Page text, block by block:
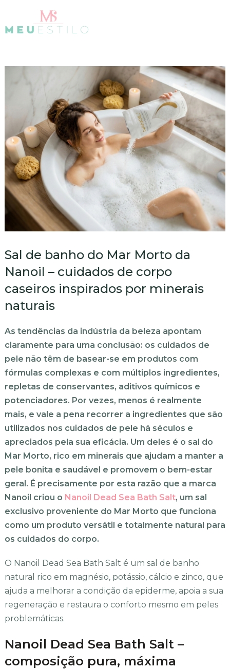
Sal de banho do Mar Morto da
Nanoil – cuidados de corpo
caseiros inspirados por minerais
naturais
As tendências da indústria da beleza apontam
claramente para uma conclusão: os cuidados de
pele não têm de basear-se em produtos com
fórmulas complexas e com múltiplos ingredientes,
repletas de conservantes, aditivos químicos e
potenciadores. Por vezes, menos é realmente
mais, e vale a pena recorrer a ingredientes que são
utilizados nos cuidados de pele há séculos e
apreciados pela sua eficácia. Um deles é o sal do
Mar Morto, rico em minerais que ajudam a manter a
pele bonita e saudável e promovem o bem-estar
geral. É precisamente por esta razão que a marca
Nanoil criou o Nanoil Dead Sea Bath Salt, um sal
exclusivo proveniente do Mar Morto que funciona
como um produto versátil e totalmente natural para
os cuidados do corpo.
O Nanoil Dead Sea Bath Salt é um sal de banho
natural rico em magnésio, potássio, cálcio e zinco, que
ajuda a melhorar a condição da epiderme, apoia a sua
regeneração e restaura o conforto mesmo em peles
problemáticas.
Nanoil Dead Sea Bath Salt –
composição pura, máxima